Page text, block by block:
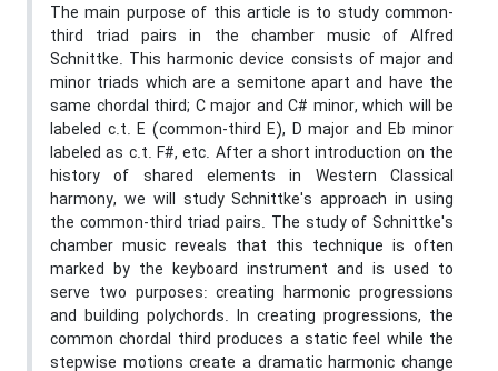
The main purpose of this article is to study common-
third triad pairs in the chamber music of Alfred
Schnittke. This harmonic device consists of major and
minor triads which are a semitone apart and have the
same chordal third; C major and C# minor, which will be
labeled c.t. E (common-third E), D major and Eb minor
labeled as c.t. F#, etc. After a short introduction on the
history of shared elements in Western Classical
harmony, we will study Schnittke's approach in using
the common-third triad pairs. The study of Schnittke's
chamber music reveals that this technique is often
marked by the keyboard instrument and is used to
serve two purposes: creating harmonic progressions
and building polychords. In creating progressions, the
common chordal third produces a static feel while the
stepwise motions create a dramatic harmonic change